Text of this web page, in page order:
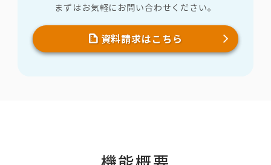
まずはお気軽にお問い合わせください。
資料請求はこちら